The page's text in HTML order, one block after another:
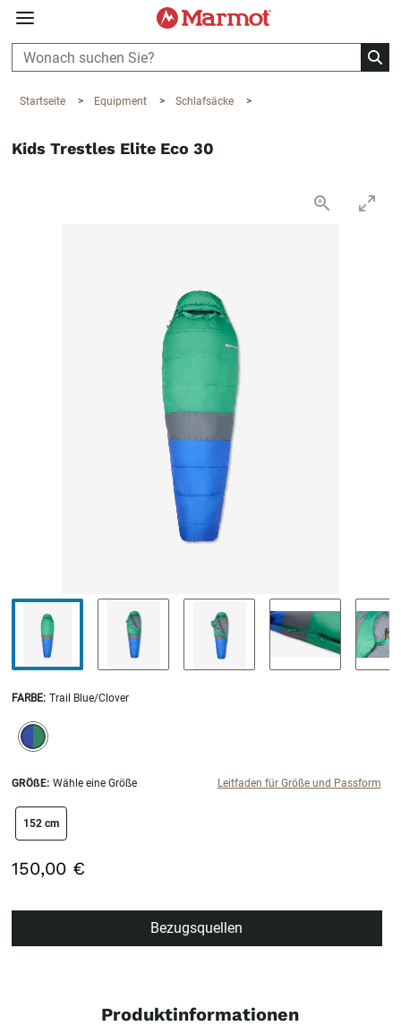
360°
Startseite > Equipment > Schlafsäcke >
Kids Trestles Elite Eco 30
FARBE: Trail Blue/Clover
SELECTION WILL REFRESH THE PAGE WITH NEW RESULTS.
selected
GRÖßE: Wähle eine Größe Leitfaden für Größe und Passform
size swatch
152 cm
150,00 €
Bezugsquellen
Produktinformationen